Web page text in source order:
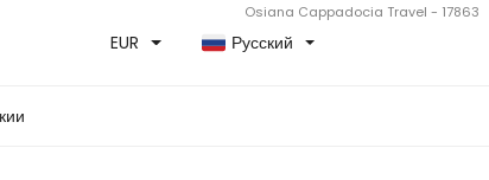
Osiana Cappadocia Travel - 17863
EUR Русский